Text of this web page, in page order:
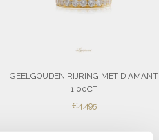
GEELGOUDEN RIJRING MET DIAMANT
1.00CT
SALE
€4,495